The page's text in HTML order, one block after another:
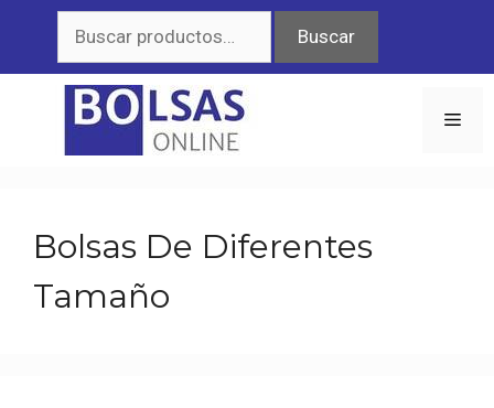
contenido
por:
Buscar
Bolsas De Diferentes
Tamaño